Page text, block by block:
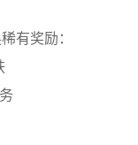
有奖励：